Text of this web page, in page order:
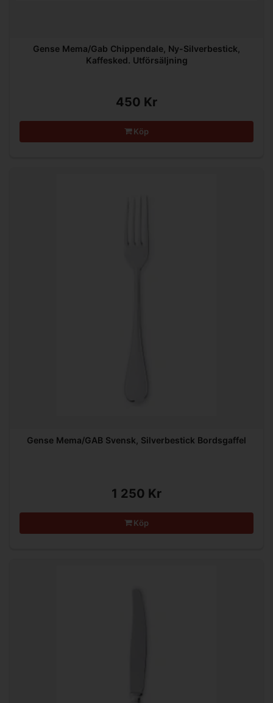
Gense Mema/Gab Chippendale, Ny-Silverbestick,
Kaffesked. Utförsäljning
450 Kr
Köp
Gense Mema/GAB Svensk, Silverbestick Bordsgaffel
1 250 Kr
Köp